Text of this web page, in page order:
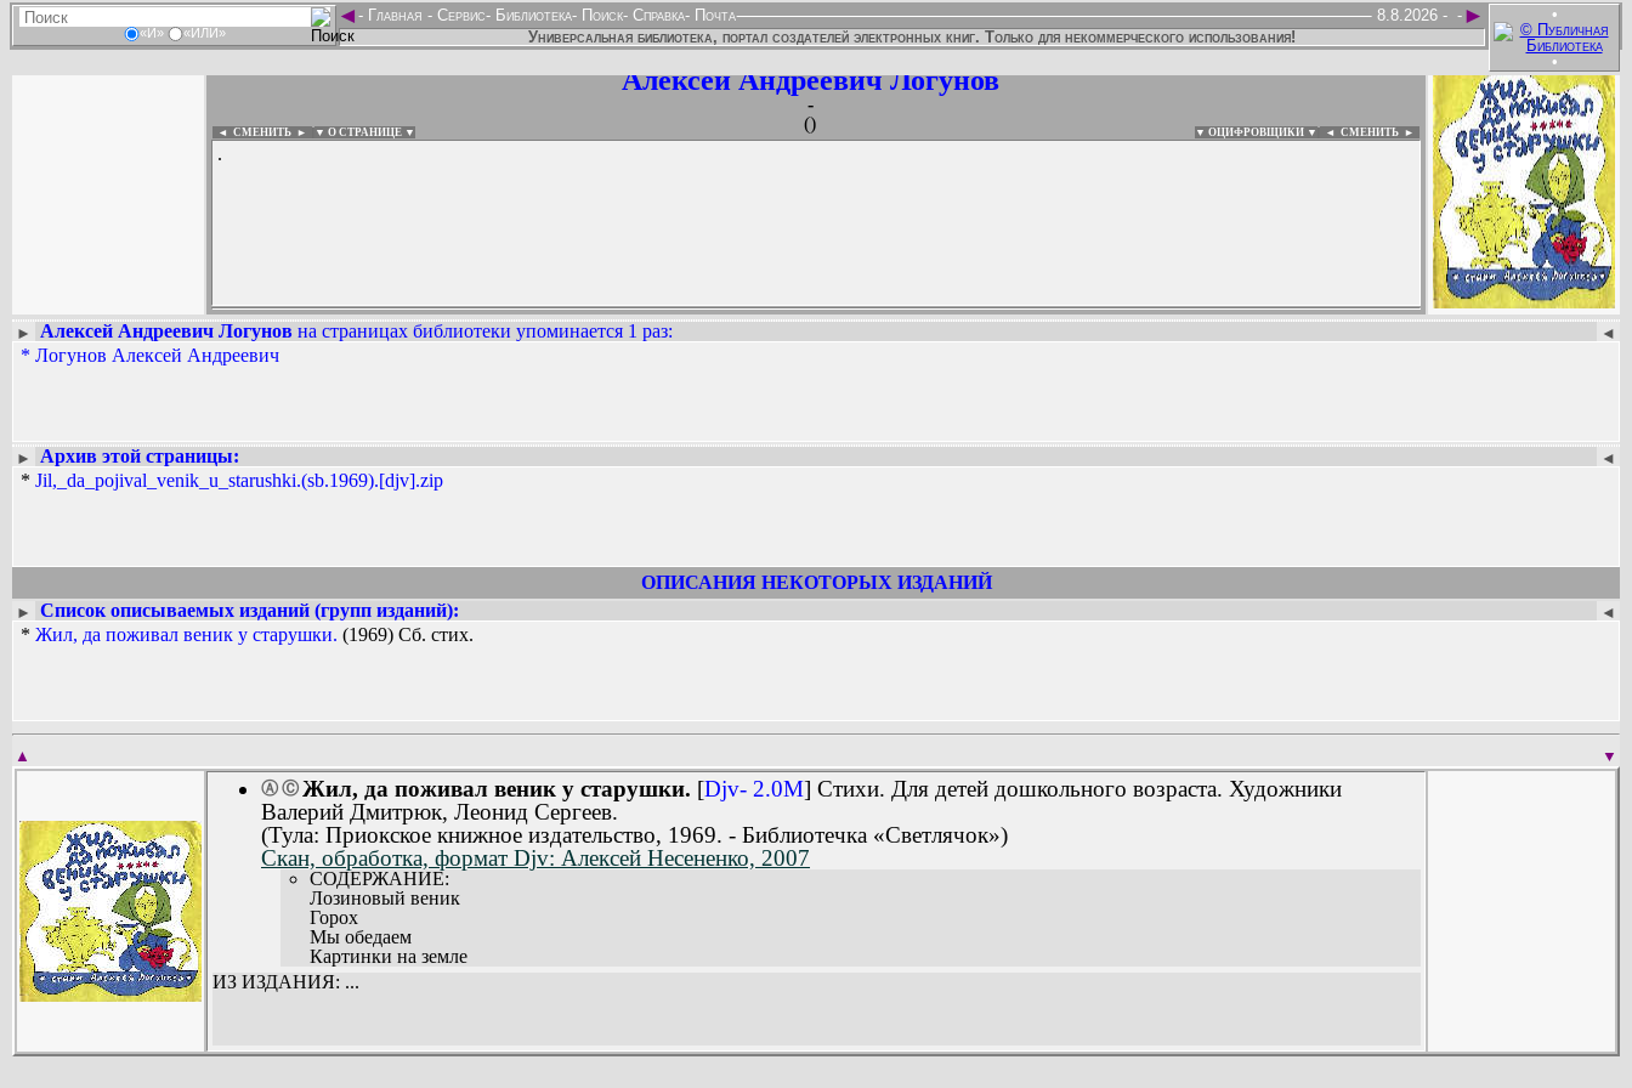
«И» «ИЛИ»
•
•
◄ ►
- Главная - Сервис- Библиотека- Поиск- Справка- Почта -
8.8.2026 -
Универсальная библиотека, портал создателей электронных книг. Только для некоммерческого использования!
Алексей Андреевич Логунов
-
()
◄ СМЕНИТЬ ► ▼ О СТРАНИЦЕ ▼ ▼ ОЦИФРОВЩИКИ ▼ ◄ СМЕНИТЬ ►
.
:
Вадим Ершов...
...
► ◄
Алексей Андреевич Логунов на страницах библиотеки упоминается 1 раз:
* Логунов Алексей Андреевич
► ◄
Архив этой страницы:
* Jil,_da_pojival_venik_u_starushki.(sb.1969).[djv].zip
ОПИСАНИЯ НЕКОТОРЫХ ИЗДАНИЙ
► ◄
Список описываемых изданий (групп изданий):
* Жил, да поживал веник у старушки. (1969) Сб. стих.
▼
▲
Ⓐ Ⓒ Жил, да поживал веник у старушки. [Djv- 2.0M] Стихи. Для детей дошкольного возраста. Художники
Валерий Дмитрюк, Леонид Сергеев.
(Тула: Приокское книжное издательство, 1969. - Библиотечка «Светлячок»)
Скан, обработка, формат Djv: Алексей Несененко, 2007
СОДЕРЖАНИЕ:
Лозиновый веник
Горох
Мы обедаем
Картинки на земле
ИЗ ИЗДАНИЯ: ...